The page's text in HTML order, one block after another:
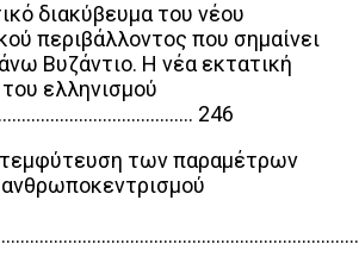
διακύβευμα του νέου
περιβάλλοντος που σημαίνει
Βυζάντιο. Η νέα εκτατική
ελληνισμού
246
των παραμέτρων